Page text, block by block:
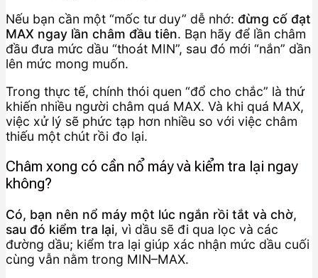
Nếu bạn cần một “mốc tư duy” dễ nhớ: đừng cố đạt
MAX ngay lần châm đầu tiên. Bạn hãy để lần châm
đầu đưa mức dầu “thoát MIN”, sau đó mới “nắn” dần
lên mức mong muốn.
Trong thực tế, chính thói quen “đổ cho chắc” là thứ
khiến nhiều người châm quá MAX. Và khi quá MAX,
việc xử lý sẽ phức tạp hơn nhiều so với việc châm
thiếu một chút rồi đo lại.
Châm xong có cần nổ máy và kiểm tra lại ngay
không?
Có, bạn nên nổ máy một lúc ngắn rồi tắt và chờ,
sau đó kiểm tra lại, vì dầu sẽ đi qua lọc và các
đường dầu; kiểm tra lại giúp xác nhận mức dầu cuối
cùng vẫn nằm trong MIN–MAX.